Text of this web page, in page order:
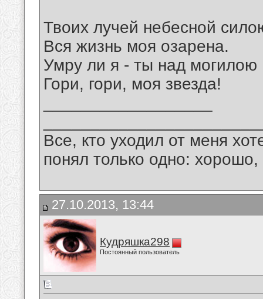
Твоих лучей небесной
Вся жизнь моя озарена.
Умру ли я - ты над могилою
Гори, гори, моя звезда!
Все, кто уходил от меня
понял только одно:
27.10.2013, 13:44
Кудряшка298
Постоянный пользователь